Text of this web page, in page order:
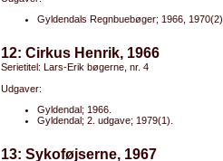
Gyldendals Regnbuebøger; 1966, 1970(2).
12: Cirkus Henrik, 1966
Serietitel: Lars-Erik bøgerne, nr. 4
Udgaver:
Gyldendal; 1966.
Gyldendal; 2. udgave; 1979(1).
13: Sykoføjserne, 1967